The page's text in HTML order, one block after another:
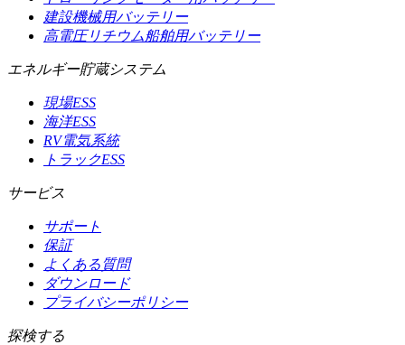
建設機械用バッテリー
高電圧リチウム船舶用バッテリー
エネルギー貯蔵システム
現場ESS
海洋ESS
RV電気系統
トラックESS
サービス
サポート
保証
よくある質問
ダウンロード
プライバシーポリシー
探検する